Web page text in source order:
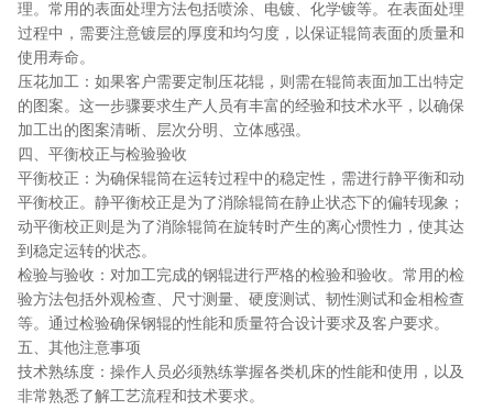
理。常用的表面处理方法包括喷涂、电镀、化学镀等。在表面处理
过程中，需要注意镀层的厚度和均匀度，以保证辊筒表面的质量和
使用寿命。
压花加工：如果客户需要定制压花辊，则需在辊筒表面加工出特定
的图案。这一步骤要求生产人员有丰富的经验和技术水平，以确保
加工出的图案清晰、层次分明、立体感强。
四、平衡校正与检验验收
平衡校正：为确保辊筒在运转过程中的稳定性，需进行静平衡和动
平衡校正。静平衡校正是为了消除辊筒在静止状态下的偏转现象；
动平衡校正则是为了消除辊筒在旋转时产生的离心惯性力，使其达
到稳定运转的状态。
检验与验收：对加工完成的钢辊进行严格的检验和验收。常用的检
验方法包括外观检查、尺寸测量、硬度测试、韧性测试和金相检查
等。通过检验确保钢辊的性能和质量符合设计要求及客户要求。
五、其他注意事项
技术熟练度：操作人员必须熟练掌握各类机床的性能和使用，以及
非常熟悉了解工艺流程和技术要求。